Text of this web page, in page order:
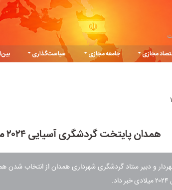
مجازی جامعه مجازی سیاست‌گذاری
همدان پایتخت گردشگری آسیایی ۲۰۲۴ میلادی شد
و دبیر ستاد گردشگری شهرداری همدان از انتخاب شدن